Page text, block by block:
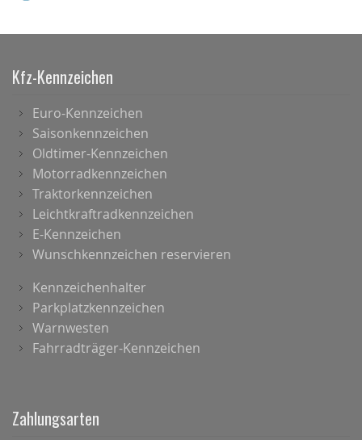
Kfz-Kennzeichen
Euro-Kennzeichen
Saisonkennzeichen
Oldtimer-Kennzeichen
Motorradkennzeichen
Traktorkennzeichen
Leichtkraftradkennzeichen
E-Kennzeichen
Wunschkennzeichen reservieren
Kennzeichenhalter
Parkplatzkennzeichen
Warnwesten
Fahrradträger-Kennzeichen
Zahlungsarten